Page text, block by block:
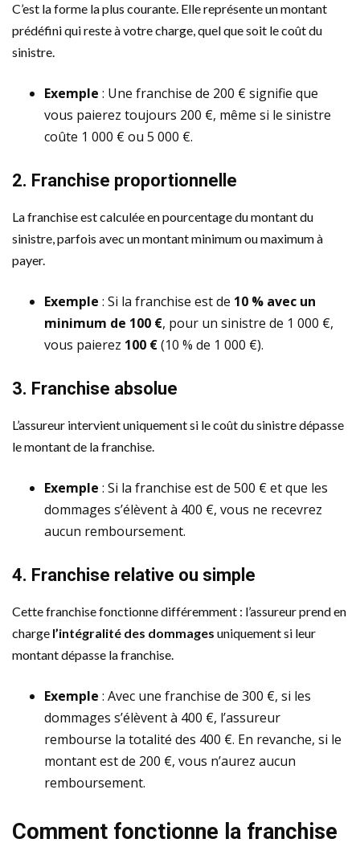
C’est la forme la plus courante. Elle représente un montant
prédéfini qui reste à votre charge, quel que soit le coût du
sinistre.
Exemple : Une franchise de 200 € signifie que
vous paierez toujours 200 €, même si le sinistre
coûte 1 000 € ou 5 000 €.
2. Franchise proportionnelle
La franchise est calculée en pourcentage du montant du
sinistre, parfois avec un montant minimum ou maximum à
payer.
Exemple : Si la franchise est de 10 % avec un
minimum de 100 €, pour un sinistre de 1 000 €,
vous paierez 100 €(10 % de 1 000 €).
3. Franchise absolue
L’assureur intervient uniquement si le coût du sinistre dépasse
le montant de la franchise.
Exemple : Si la franchise est de 500 € et que les
dommages s’élèvent à 400 €, vous ne recevrez
aucun remboursement.
4. Franchise relative ou simple
Cette franchise fonctionne différemment : l’assureur prend en
charge l’intégralité des dommages uniquement si leur
montant dépasse la franchise.
Exemple : Avec une franchise de 300 €, si les
dommages s’élèvent à 400 €, l’assureur
rembourse la totalité des 400 €. En revanche, si le
montant est de 200 €, vous n’aurez aucun
remboursement.
Comment fonctionne la franchise